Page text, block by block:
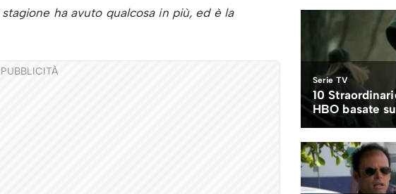
ha avuto qualcosa in più, ed è la
PUBBLICITÀ